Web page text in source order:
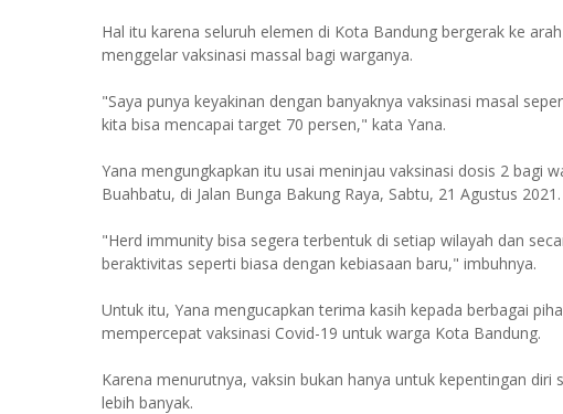
Hal itu karena seluruh elemen di Kota Bandung bergerak ke
menggelar vaksinasi massal bagi warganya.
"Saya punya keyakinan dengan banyaknya vaksinasi masal
kita bisa mencapai target 70 persen," kata Yana.
Yana mengungkapkan itu usai meninjau vaksinasi dosis 2 bagi
Buahbatu, di Jalan Bunga Bakung Raya, Sabtu, 21 Agustus 2021.
"Herd immunity bisa segera terbentuk di setiap wilayah dan
beraktivitas seperti biasa dengan kebiasaan baru," imbuhnya.
Untuk itu, Yana mengucapkan terima kasih kepada berbagai
mempercepat vaksinasi Covid-19 untuk warga Kota Bandung.
Karena menurutnya, vaksin bukan hanya untuk kepentingan
lebih banyak.